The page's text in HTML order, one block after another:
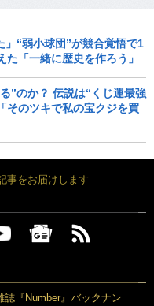
」“弱小球団”が競合覚悟で1
「一緒に歴史を作ろう」
”のか？ 伝説は“くじ運最強
そのツキで私の宝クジを買
事をお届けします
誌『Number』バックナン